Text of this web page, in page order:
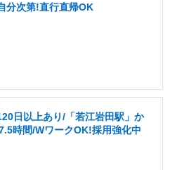
分次第!直行直帰OK
日以上あり/「若江岩田駅」か
時間/WワークOK!採用強化中